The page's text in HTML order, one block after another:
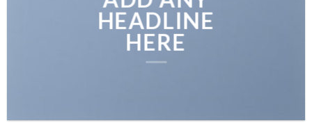
HEADLINE
HERE